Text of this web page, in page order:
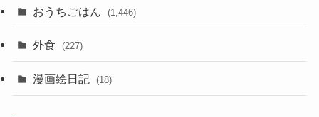
おうちごはん (1,446)
外食 (227)
漫画絵日記 (18)